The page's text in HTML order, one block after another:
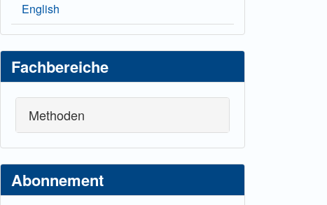
English
Fachbereiche
Methoden
Abonnement